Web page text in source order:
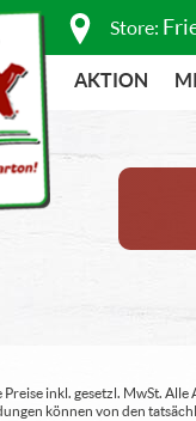
Store:
AKTION
Preise inkl. gesetzl. MwSt.
können von den